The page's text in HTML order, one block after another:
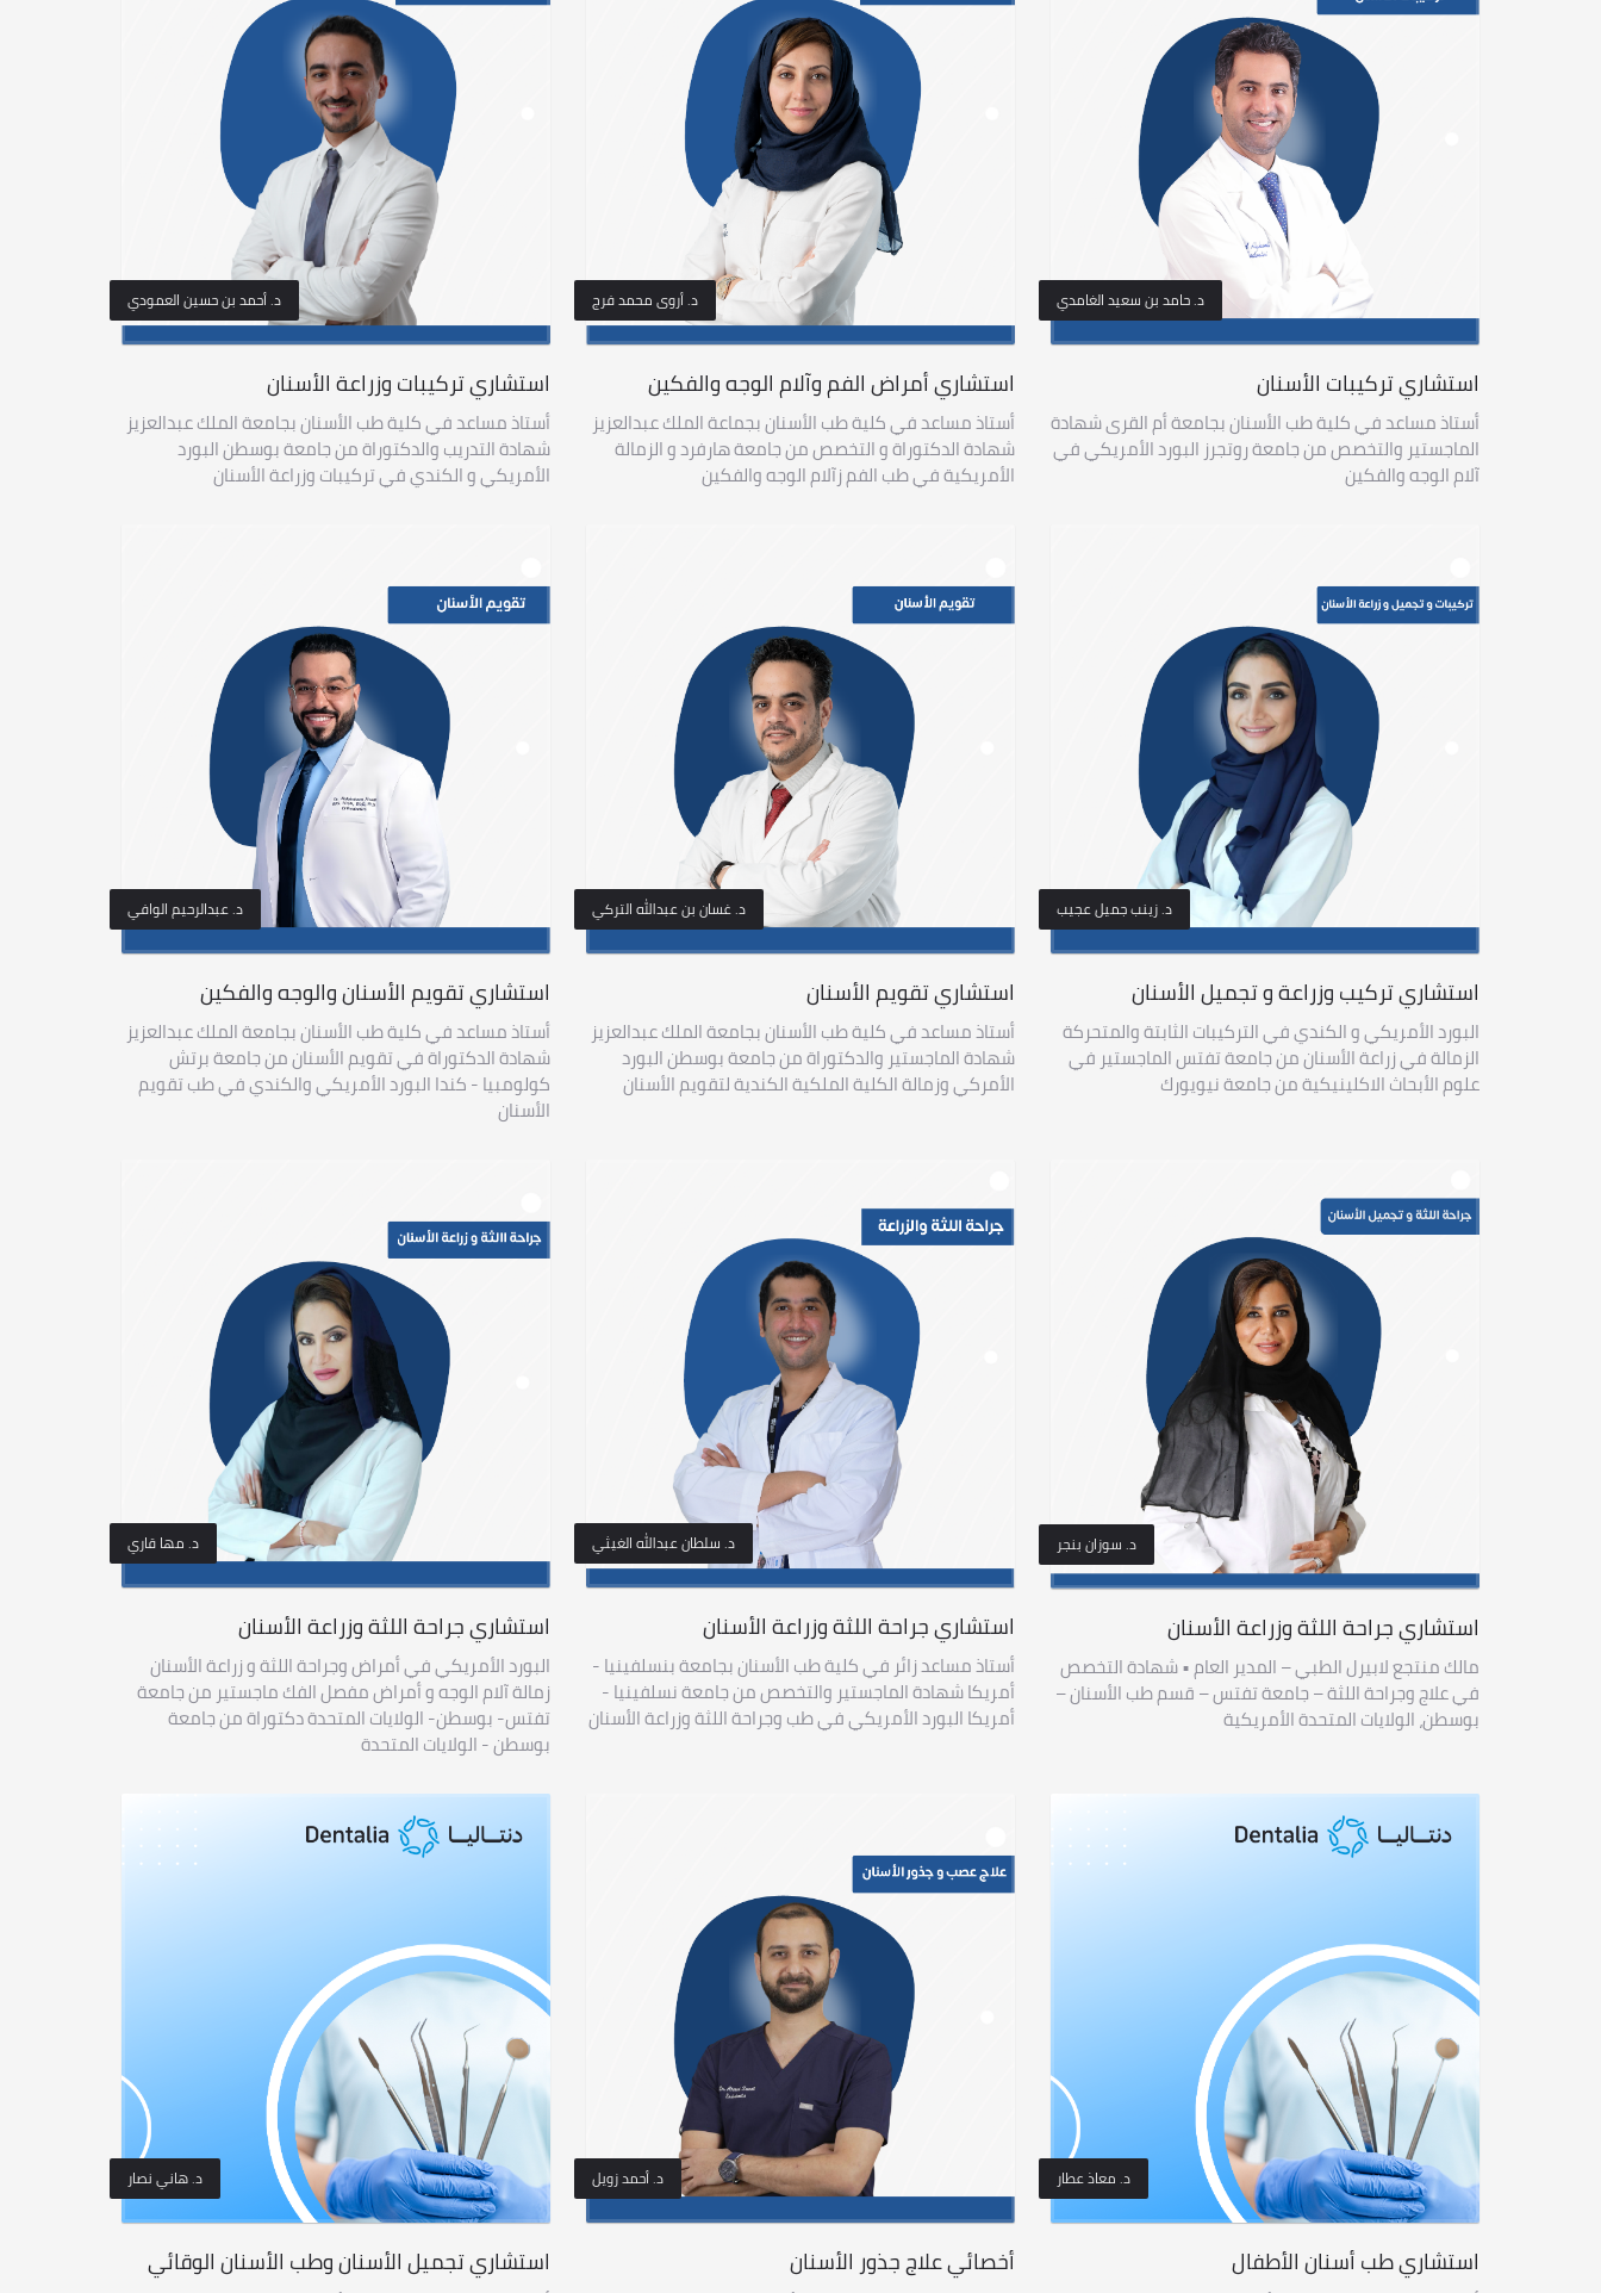
د. حامد بن سعيد الغامدي
استشاري تركيبات الأسنان
أستاذ مساعد في كلية طب الأسنان بجامعة أم القرى شهادة
الماجستير والتخصص من جامعة روتجرز البورد الأمريكي في
آلام الوجه والفكين
د. أروى محمد فرج
استشاري أمراض الفم وآلام الوجه والفكين
أستاذ مساعد في كلية طب الأسنان بجماعة الملك عبدالعزيز
شهادة الدكتوراة و التخصص من جامعة هارفرد و الزمالة
الأمريكية في طب الفم زآلام الوجه والفكين
د. أحمد بن حسين العمودي
استشاري تركيبات وزراعة الأسنان
أستاذ مساعد في كلية طب الأسنان بجامعة الملك عبدالعزيز
شهادة التدريب والدكتوراة من جامعة بوسطن البورد
الأمريكي و الكندي في تركيبات وزراعة الأسنان
د. زينب جميل عجيب
استشاري تركيب وزراعة و تجميل الأسنان
البورد الأمريكي و الكندي في التركيبات الثابتة والمتحركة
الزمالة في زراعة الأسنان من جامعة تفتس الماجستير في
علوم الأبحاث الاكلينيكية من جامعة نيويورك
د. غسان بن عبدالله التركي
استشاري تقويم الأسنان
أستاذ مساعد في كلية طب الأسنان بجامعة الملك عبدالعزيز
شهادة الماجستير والدكتوراة من جامعة بوسطن البورد
الأمركي وزمالة الكلية الملكية الكندية لتقويم الأسنان
د. عبدالرحيم الوافي
استشاري تقويم الأسنان والوجه والفكين
أستاذ مساعد في كلية طب الأسنان بجامعة الملك عبدالعزيز
شهادة الدكتوراة في تقويم الأسنان من جامعة برتش
كولومبيا - كندا البورد الأمريكي والكندي في طب تقويم
الأسنان
د. سوزان بنجر
استشاري جراحة اللثة وزراعة الأسنان
مالك منتجع لابيرل الطبي – المدير العام • شهادة التخصص
في علاج وجراحة اللثة – جامعة تفتس – قسم طب الأسنان –
بوسطن، الولايات المتحدة الأمريكية
د. سلطان عبدالله الغيثي
استشاري جراحة اللثة وزراعة الأسنان
أستاذ مساعد زائر في كلية طب الأسنان بجامعة بنسلفينيا -
أمريكا شهادة الماجستير والتخصص من جامعة نسلفينيا -
أمريكا البورد الأمريكي في طب وجراحة اللثة وزراعة الأسنان
د. مها قاري
استشاري جراحة اللثة وزراعة الأسنان
البورد الأمريكي في أمراض وجراحة اللثة و زراعة الأسنان
زمالة آلام الوجه و أمراض مفصل الفك ماجستير من جامعة
تفتس- بوسطن- الولايات المتحدة دكتوراة من جامعة
بوسطن - الولايات المتحدة
د. معاذ عطار
استشاري طب أسنان الأطفال
د. أحمد زويل
أخصائي علاج جذور الأسنان
د. هاني نصار
استشاري تجميل الأسنان وطب الأسنان الوقائي